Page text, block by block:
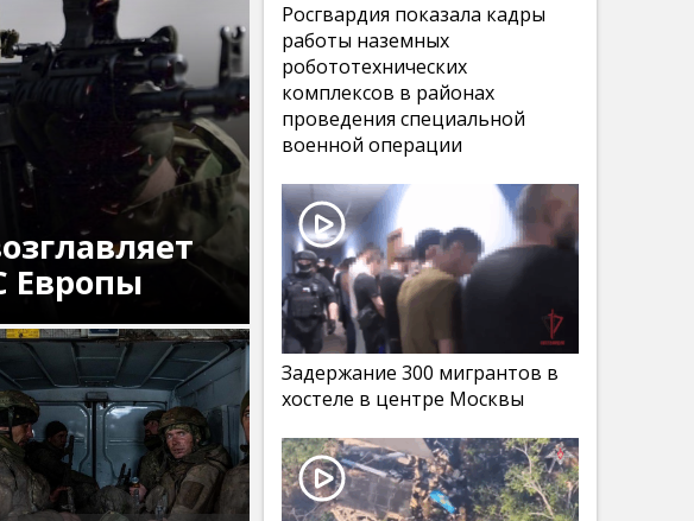
Европы
Росгвардия показала кадры
работы наземных
робототехнических
комплексов в районах
проведения специальной
военной операции
Задержание 300 мигрантов в
хостеле в центре Москвы